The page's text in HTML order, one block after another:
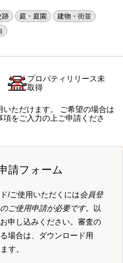
跡 庭・庭園
建物・街並
プロパティリリース未
取得
ただけます。 ご希望の場合は
をご入力の上ご申請くださ
請フォーム
/ご使用いただくには会員登
ご使用申請が必要です。以
申し込みください。審査の
場合は、ダウンロード用
す。